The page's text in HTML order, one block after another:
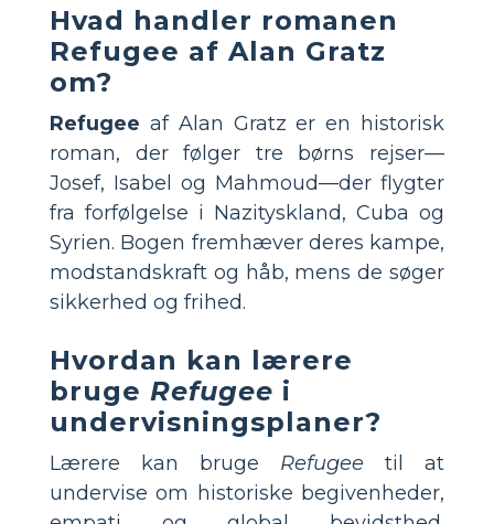
Hvad handler romanen
Refugee af Alan Gratz
om?
Refugee af Alan Gratz er en historisk
roman, der følger tre børns rejser—
Josef, Isabel og Mahmoud—der flygter
fra forfølgelse i Nazityskland, Cuba og
Syrien. Bogen fremhæver deres kampe,
modstandskraft og håb, mens de søger
sikkerhed og frihed.
Hvordan kan lærere
bruge Refugee i
undervisningsplaner?
Lærere kan bruge Refugee til at
undervise om historiske begivenheder,